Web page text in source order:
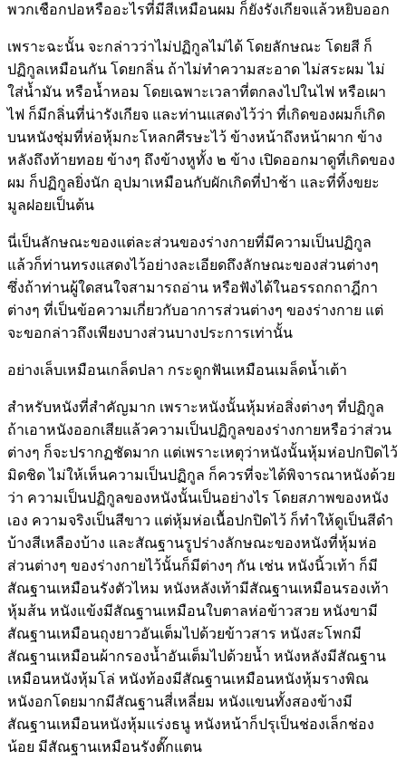
พวกเชือกปอหรืออะไรที่มีสีเหมือนผม ก็ยังรังเกียจแล้วหยิบออก
เพราะฉะนั้น จะกล่าวว่าไม่ปฏิกูลไม่ได้ โดยลักษณะ โดยสี ก็
ปฏิกูลเหมือนกัน โดยกลิ่น ถ้าไม่ทำความสะอาด ไม่สระผม ไม่
ใส่น้ำมัน หรือน้ำหอม โดยเฉพาะเวลาที่ตกลงไปในไฟ หรือเผา
ไฟ ก็มีกลิ่นที่น่ารังเกียจ และท่านแสดงไว้ว่า ที่เกิดของผมก็เกิด
บนหนังชุ่มที่ห่อหุ้มกะโหลกศีรษะไว้ ข้างหน้าถึงหน้าผาก ข้าง
หลังถึงท้ายทอย ข้างๆ ถึงข้างหูทั้ง ๒ ข้าง เปิดออกมาดูที่เกิดของ
ผม ก็ปฏิกูลยิ่งนัก อุปมาเหมือนกับผักเกิดที่ป่าช้า และที่ทิ้งขยะ
มูลฝอยเป็นต้น
นี่เป็นลักษณะของแต่ละส่วนของร่างกายที่มีความเป็นปฏิกูล
แล้วก็ท่านทรงแสดงไว้อย่างละเอียดถึงลักษณะของส่วนต่างๆ
ซึ่งถ้าท่านผู้ใดสนใจสามารถอ่าน หรือฟังได้ในอรรถกถาฎีกา
ต่างๆ ที่เป็นข้อความเกี่ยวกับอาการส่วนต่างๆ ของร่างกาย แต่
จะขอกล่าวถึงเพียงบางส่วนบางประการเท่านั้น
อย่างเล็บเหมือนเกล็ดปลา กระดูกฟันเหมือนเมล็ดน้ำเต้า
สำหรับหนังที่สำคัญมาก เพราะหนังนั้นหุ้มห่อสิ่งต่างๆ ที่ปฏิกูล
ถ้าเอาหนังออกเสียแล้วความเป็นปฏิกูลของร่างกายหรือว่าส่วน
ต่างๆ ก็จะปรากฏชัดมาก แต่เพราะเหตุว่าหนังนั้นหุ้มห่อปกปิดไว้
มิดชิด ไม่ให้เห็นความเป็นปฏิกูล ก็ควรที่จะได้พิจารณาหนังด้วย
ว่า ความเป็นปฏิกูลของหนังนั้นเป็นอย่างไร โดยสภาพของหนัง
เอง ความจริงเป็นสีขาว แต่หุ้มห่อเนื้อปกปิดไว้ ก็ทำให้ดูเป็นสีดำ
บ้างสีเหลืองบ้าง และสัณฐานรูปร่างลักษณะของหนังที่หุ้มห่อ
ส่วนต่างๆ ของร่างกายไว้นั้นก็มีต่างๆ กัน เช่น หนังนิ้วเท้า ก็มี
สัณฐานเหมือนรังตัวไหม หนังหลังเท้ามีสัณฐานเหมือนรองเท้า
หุ้มส้น หนังแข้งมีสัณฐานเหมือนใบตาลห่อข้าวสวย หนังขามี
สัณฐานเหมือนถุงยาวอันเต็มไปด้วยข้าวสาร หนังสะโพกมี
สัณฐานเหมือนผ้ากรองน้ำอันเต็มไปด้วยน้ำ หนังหลังมีสัณฐาน
เหมือนหนังหุ้มโล่ หนังท้องมีสัณฐานเหมือนหนังหุ้มรางพิณ
หนังอกโดยมากมีสัณฐานสี่เหลี่ยม หนังแขนทั้งสองข้างมี
สัณฐานเหมือนหนังหุ้มแร่งธนู หนังหน้าก็ปรุเป็นช่องเล็กช่อง
น้อย มีสัณฐานเหมือนรังตั๊กแตน